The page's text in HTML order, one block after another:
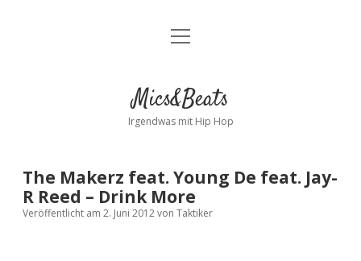
Kontakt
facebookinstagram
bandcamp
spotify
Menü
Mics&Beats
Irgendwas mit Hip Hop
The Makerz feat. Young De feat. Jay-
R Reed – Drink More
Veröffentlicht am 2. Juni 2012von Taktiker